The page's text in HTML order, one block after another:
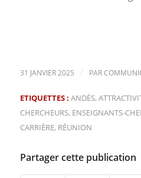
31 JANVIER 2025 / PAR
ETIQUETTES : ANDÈS,
CHERCHEURS, ENSEIGNANTS-
CARRIÈRE, RÉUNION
Partager cette publication